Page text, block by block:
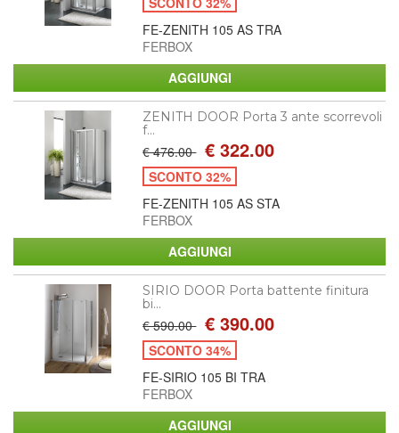
FE-ZENITH 105 AS TRA
FERBOX
ZENITH DOOR Porta 3 ante scorrevoli
f...
€ 476.00 € 322.00
SCONTO 32%
FE-ZENITH 105 AS STA
FERBOX
SIRIO DOOR Porta battente finitura
bi...
€ 590.00 € 390.00
SCONTO 34%
FE-SIRIO 105 BI TRA
FERBOX